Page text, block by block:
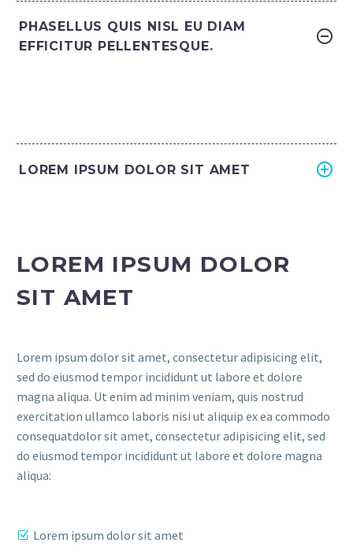
PHASELLUS QUIS NISL EU DIAM
EFFICITUR PELLENTESQUE.
LOREM IPSUM DOLOR SIT AMET
LOREM IPSUM DOLOR
SIT AMET
Lorem ipsum dolor sit amet, consectetur adipisicing elit,
sed do eiusmod tempor incididunt ut labore et dolore
magna aliqua. Ut enim ad minim veniam, quis nostrud
exercitation ullamco laboris nisi ut aliquip ex ea commodo
consequatdolor sit amet, consectetur adipisicing elit, sed
do eiusmod tempor incididunt ut labore et dolore magna
aliqua:
Lorem ipsum dolor sit amet